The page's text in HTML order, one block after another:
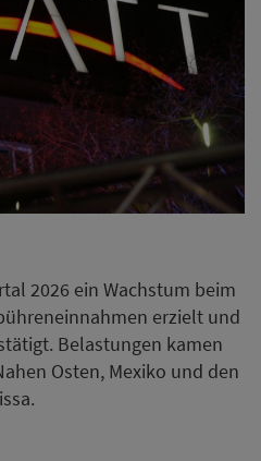
2026 ein Wachstum beim
erzielt und
Belastungen kamen
Osten, Mexiko und den